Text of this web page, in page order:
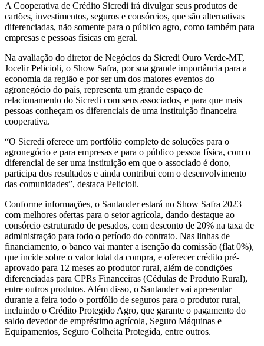
A Cooperativa de Crédito Sicredi irá divulgar seus produtos de
cartões, investimentos, seguros e consórcios, que são alternativas
diferenciadas, não somente para o público agro, como também para
empresas e pessoas físicas em geral.
Na avaliação do diretor de Negócios da Sicredi Ouro Verde-MT,
Jocelir Pelicioli, o Show Safra, por sua grande importância para a
economia da região e por ser um dos maiores eventos do
agronegócio do país, representa um grande espaço de
relacionamento do Sicredi com seus associados, e para que mais
pessoas conheçam os diferenciais de uma instituição financeira
cooperativa.
“O Sicredi oferece um portfólio completo de soluções para o
agronegócio e para empresas e para o público pessoa física, com o
diferencial de ser uma instituição em que o associado é dono,
participa dos resultados e ainda contribui com o desenvolvimento
das comunidades”, destaca Pelicioli.
Conforme informações, o Santander estará no Show Safra 2023
com melhores ofertas para o setor agrícola, dando destaque ao
consórcio estruturado de pesados, com desconto de 20% na taxa de
administração para todo o período do contrato. Nas linhas de
financiamento, o banco vai manter a isenção da comissão (flat 0%),
que incide sobre o valor total da compra, e oferecer crédito pré-
aprovado para 12 meses ao produtor rural, além de condições
diferenciadas para CPRs Financeiras (Cédulas de Produto Rural),
entre outros produtos. Além disso, o Santander vai apresentar
durante a feira todo o portfólio de seguros para o produtor rural,
incluindo o Crédito Protegido Agro, que garante o pagamento do
saldo devedor de empréstimo agrícola, Seguro Máquinas e
Equipamentos, Seguro Colheita Protegida, entre outros.